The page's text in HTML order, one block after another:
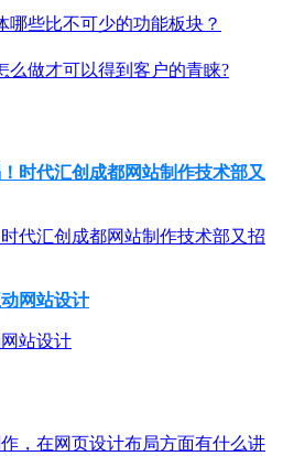
哪些比不可少的功能板块？
么做才可以得到客户的青睐?
代汇创成都网站制作技术部又招
站设计
，在网页设计布局方面有什么讲